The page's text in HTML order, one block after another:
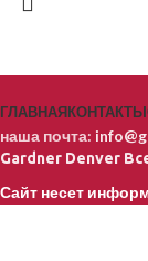
ГЛАВНАЯКОНТАКТЫ
наша почта:
Gardner Denver
Сайт несет